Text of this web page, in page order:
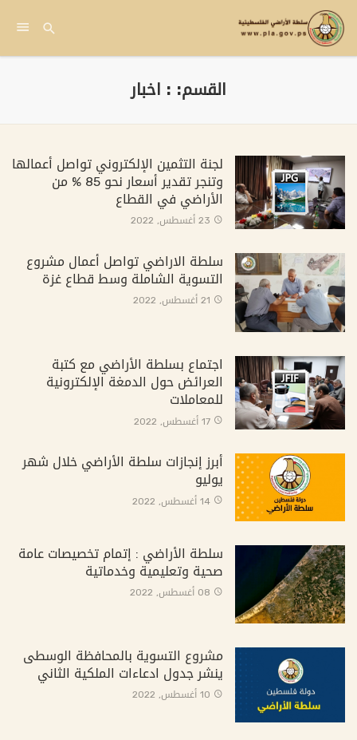
القسم: : اخبار
لجنة التثمين الإلكتروني تواصل أعمالها
وتنجر تقدير أسعار نحو 85 % من
الأراضي في القطاع
23 أغسطس, 2022
سلطة الاراضي تواصل أعمال مشروع
التسوية الشاملة وسط قطاع غزة
21 أغسطس, 2022
اجتماع بسلطة الأراضي مع كتبة
العرائض حول الدمغة الإلكترونية
للمعاملات
17 أغسطس, 2022
أبرز إنجازات سلطة الأراضي خلال شهر
يوليو
14 أغسطس, 2022
سلطة الأراضي : إتمام تخصيصات عامة
صحية وتعليمية وخدماتية
08 أغسطس, 2022
مشروع التسوية بالمحافظة الوسطى
ينشر جدول ادعاءات الملكية الثاني
10 أغسطس, 2022